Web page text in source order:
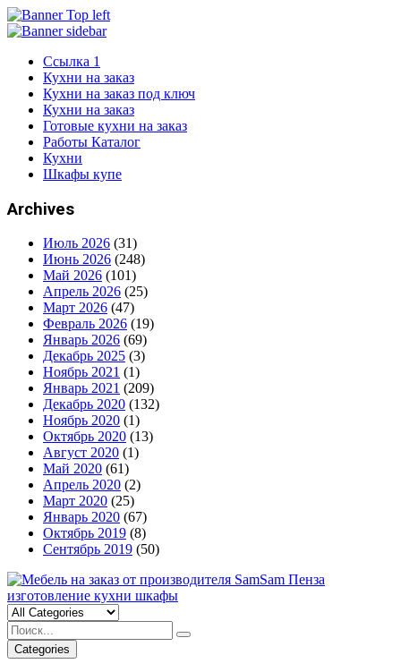
Ссылка 1
Кухни на заказ
Кухни на заказ под ключ
Кухни на заказ
Готовые кухни на заказ
Работы Каталог
Кухни
Шкафы купе
Archives
Июль 2026 (31)
Июнь 2026 (248)
Май 2026 (101)
Апрель 2026 (25)
Март 2026 (47)
Февраль 2026 (19)
Январь 2026 (69)
Декабрь 2025 (3)
Ноябрь 2021 (1)
Январь 2021 (209)
Декабрь 2020 (132)
Ноябрь 2020 (1)
Октябрь 2020 (13)
Август 2020 (1)
Май 2020 (61)
Апрель 2020 (2)
Март 2020 (25)
Январь 2020 (67)
Октябрь 2019 (8)
Сентябрь 2019 (50)
Categories